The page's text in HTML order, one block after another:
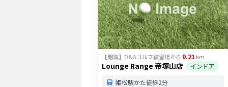
【閉鎖】D&Aゴルフ練習場から 0.21 km
Lounge Range 帝塚山店
インドア
姫松駅かた徒歩2分